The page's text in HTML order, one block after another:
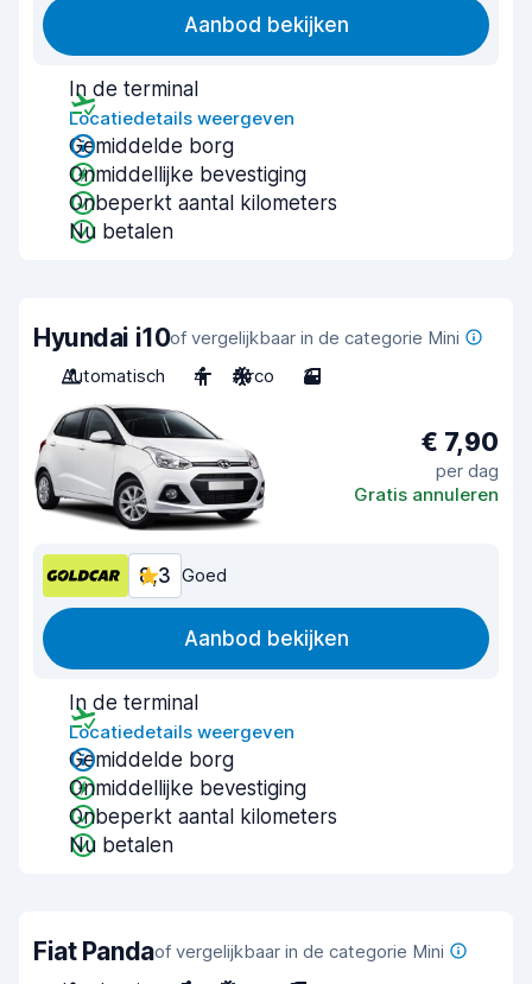
Aanbod bekijken
In de terminal
Locatiedetails weergeven
Gemiddelde borg
Onmiddellijke bevestiging
Onbeperkt aantal kilometers
Nu betalen
Hyundai i10of vergelijkbaar in de categorie Mini
Automatisch
4 Airco 3
€ 7,90
per dag
Gratis annuleren
8,3 Goed
Aanbod bekijken
In de terminal
Locatiedetails weergeven
Gemiddelde borg
Onmiddellijke bevestiging
Onbeperkt aantal kilometers
Nu betalen
Fiat Pandaof vergelijkbaar in de categorie Mini